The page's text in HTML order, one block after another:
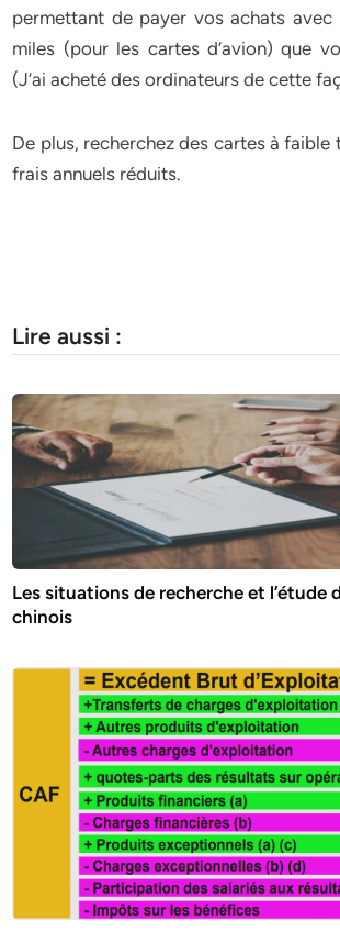
permettant de payer vos achats
miles (pour les cartes d’avion) que
(J’ai acheté des ordinateurs de cette
De plus, recherchez des cartes à faible
frais annuels réduits.
Lire aussi :
Les situations de recherche et l’étude
chinois